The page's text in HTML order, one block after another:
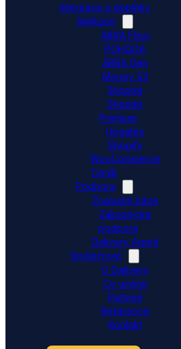
Integrace a doplňky
Aplikace
ABRA Flexi
POHODA
ABRA Gen
Money S3
Shoptet
Shoptet
Premium
Upgates
Shopify
WooCommerce
Ceník
Podpora
Znalostní báze
Zákaznická
podpora
Dativery Agent
Společnost
O Dativery
Co umíme
Partneři
Reference
Kontakt